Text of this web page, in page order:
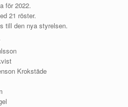
för 2022.
21 röster.
till den nya styrelsen.
Krokstäde